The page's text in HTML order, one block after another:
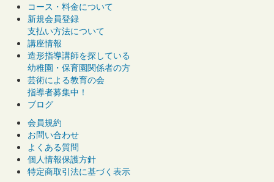
コース・料金について
新規会員登録
支払い方法について
講座情報
造形指導講師を探している
幼稚園・保育園関係者の方
芸術による教育の会
指導者募集中！
ブログ
会員規約
お問い合わせ
よくある質問
個人情報保護方針
特定商取引法に基づく表示